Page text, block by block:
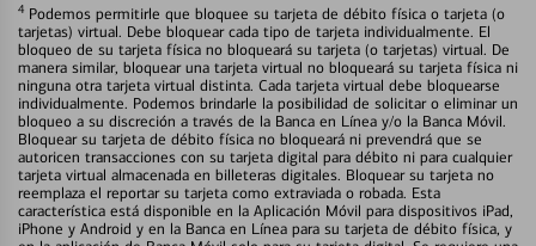
4 Podemos permitirle que bloquee su tarjeta de débito física o tarjeta (o
tarjetas) virtual. Debe bloquear cada tipo de tarjeta individualmente. El
bloqueo de su tarjeta física no bloqueará su tarjeta (o tarjetas) virtual. De
manera similar, bloquear una tarjeta virtual no bloqueará su tarjeta física ni
ninguna otra tarjeta virtual distinta. Cada tarjeta virtual debe bloquearse
individualmente. Podemos brindarle la posibilidad de solicitar o eliminar un
bloqueo a su discreción a través de la Banca en Línea y/o la Banca Móvil.
Bloquear su tarjeta de débito física no bloqueará ni prevendrá que se
autoricen transacciones con su tarjeta digital para débito ni para cualquier
tarjeta virtual almacenada en billeteras digitales. Bloquear su tarjeta no
reemplaza el reportar su tarjeta como extraviada o robada. Esta
característica está disponible en la Aplicación Móvil para dispositivos iPad,
iPhone y Android y en la Banca en Línea para su tarjeta de débito física, y